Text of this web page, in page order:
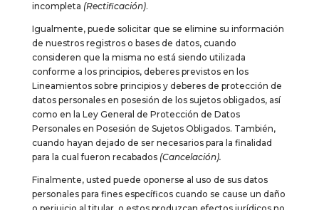
incompleta (Rectificación).
Igualmente, puede solicitar que se elimine su información
de nuestros registros o bases de datos, cuando
consideren que la misma no está siendo utilizada
conforme a los principios, deberes previstos en los
Lineamientos sobre principios y deberes de protección de
datos personales en posesión de los sujetos obligados, así
como en la Ley General de Protección de Datos
Personales en Posesión de Sujetos Obligados. También,
cuando hayan dejado de ser necesarios para la finalidad
para la cual fueron recabados (Cancelación).
Finalmente, usted puede oponerse al uso de sus datos
personales para fines específicos cuando se cause un daño